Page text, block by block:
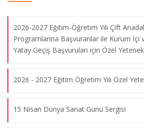
2026-2027 Eğitim-Öğretim Yılı Çift
Programlarına Başvuranlar ile Kurum İçi
Yatay Geçiş Başvuruları için Özel Yetenek
2026 - 2027 Eğitim Öğretim Yılı Özel
15 Nisan Dünya Sanat Günü Sergisi
"Elalem Ne Der" Sergisi
09.08.2026
"Görünür Görünmez Beden" Sergisi